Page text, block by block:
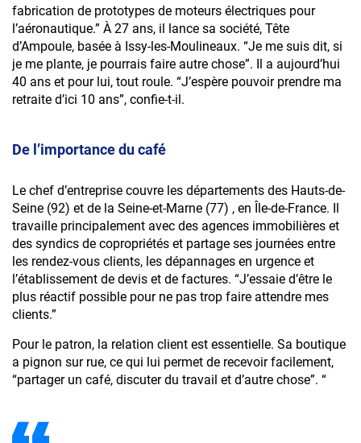
fabrication de prototypes de moteurs électriques pour
l’aéronautique.” À 27 ans, il lance sa société, Tête
d’Ampoule, basée à Issy-les-Moulineaux. “Je me suis dit, si
je me plante, je pourrais faire autre chose”. Il a aujourd’hui
40 ans et pour lui, tout roule. “J’espère pouvoir prendre ma
retraite d’ici 10 ans”, confie-t-il.
De l’importance du café
Le chef d’entreprise couvre les départements des Hauts-de-
Seine (92) et de la Seine-et-Marne (77) , en Île-de-France. Il
travaille principalement avec des agences immobilières et
des syndics de copropriétés et partage ses journées entre
les rendez-vous clients, les dépannages en urgence et
l’établissement de devis et de factures. “J’essaie d’être le
plus réactif possible pour ne pas trop faire attendre mes
clients.”
Pour le patron, la relation client est essentielle. Sa boutique
a pignon sur rue, ce qui lui permet de recevoir facilement,
“partager un café, discuter du travail et d’autre chose”. “